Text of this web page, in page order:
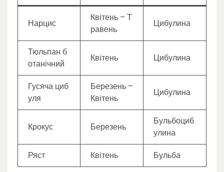
Нарцис
Квітень – Т
равень
Цибулина
Тюльпан б
отанічний
Квітень Цибулина
Гусяча циб
уля
Березень –
Квітень
Цибулина
Крокус Березень
Бульбоциб
улина
Ряст
Квітень Бульба